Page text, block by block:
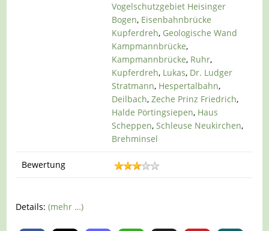
Vogelschutzgebiet Heisinger
Bogen, Eisenbahnbrücke
Kupferdreh, Geologische Wand
Kampmannbrücke,
Kampmannbrücke, Ruhr,
Kupferdreh, Lukas, Dr. Ludger
Stratmann, Hespertalbahn,
Deilbach,Zeche Prinz Friedrich,
Halde Pörtingsiepen, Haus
Scheppen,Schleuse Neukirchen,
Brehminsel
Bewertung
Details:(mehr …)